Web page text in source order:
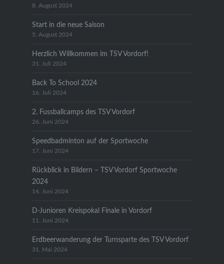
8. August 2024
Start in die neue Saison
5. August 2024
Herzlich Willkommen im TSV Vordorf!
31. Juli 2024
Back To School 2024
16. Juli 2024
2. Fussballcamps des TSV Vordorf
26. Juni 2024
Speedbadminton auf der Sportwoche
17. Juni 2024
Rückblick in Bildern – TSV Vordorf Sportwoche
2024
14. Juni 2024
D-Junioren Kreispokal Finale in Vordorf
11. Juni 2024
Erdbeerwanderung der Turnsparte des TSV Vordorf
31. Mai 2024